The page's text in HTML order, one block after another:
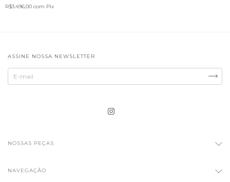
R$3.496,00 com Pix
ASSINE NOSSA NEWSLETTER
NOSSAS PEÇAS
NAVEGAÇÃO